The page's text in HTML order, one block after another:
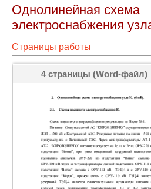
Однолинейная схема
электроснабжения
Страницы работы
4 страницы (Word-файл)